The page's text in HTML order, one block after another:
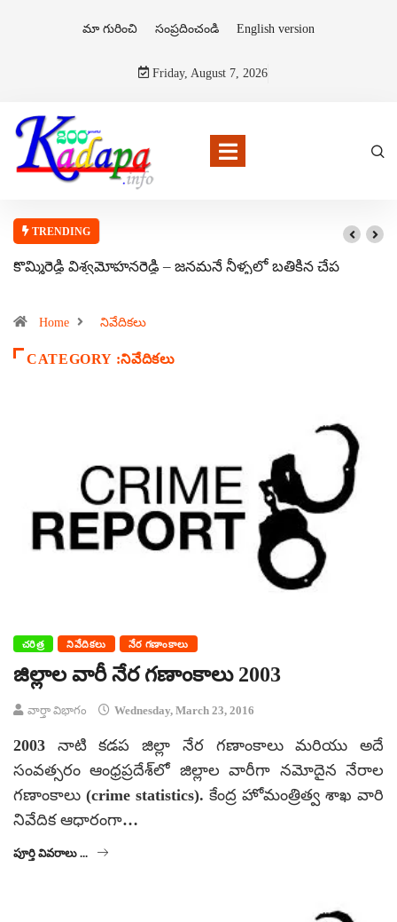
మా గురించి సంప్రదించండి English version
Friday, August 7, 2026
TRENDING
కొమ్మిరెడ్డి విశ్వమోహనరెడ్డి – జనమనే నీళ్ళలో బతికిన చేప
Home నివేదికలు
CATEGORY :నివేదికలు
చరిత్ర నివేదికలు నేర గణాంకాలు
జిల్లాల వారీ నేర గణాంకాలు 2003
వార్తా విభాగం Wednesday, March 23, 2016
2003 నాటి కడప జిల్లా నేర గణాంకాలు మరియు అదే
సంవత్సరం ఆంధ్రప్రదేశ్‌లో జిల్లాల వారీగా నమోదైన నేరాల
గణాంకాలు (crime statistics). కేంద్ర హోమంత్రిత్వ శాఖ వారి
నివేదిక ఆధారంగా…
పూర్తి వివరాలు ...